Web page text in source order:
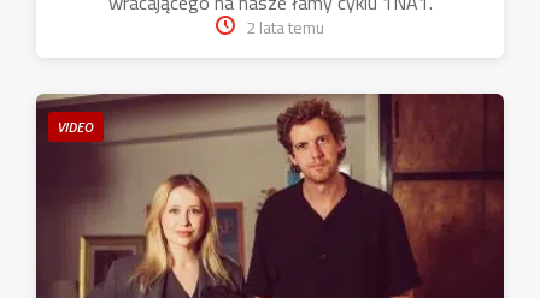
2 lata temu
VIDEO